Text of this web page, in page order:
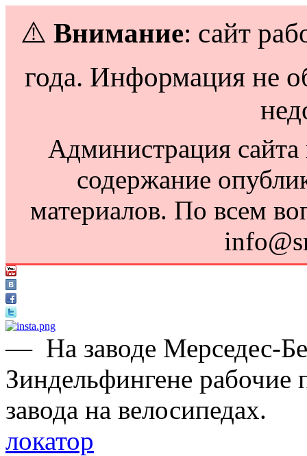
⚠️ Внимание: сайт
года. Информация не
Администрация сайта
содержание
материалов. По всем
— На заводе Мерседес-
Зиндельфингене рабочие
завода на велосипедах.
локатор